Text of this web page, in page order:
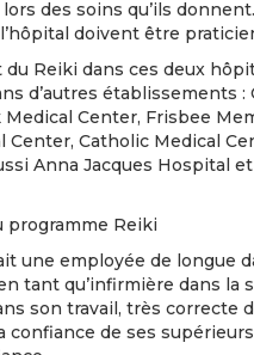
des soins qu’ils
doivent être
Reiki dans ces deux
d’autres établissements :
Center, Frisbee
Center, Catholic Medical
Anna Jacques Hospital
programme Reiki
une employée de longue
tant qu’infirmière dans la
son travail, très correcte
confiance de ses